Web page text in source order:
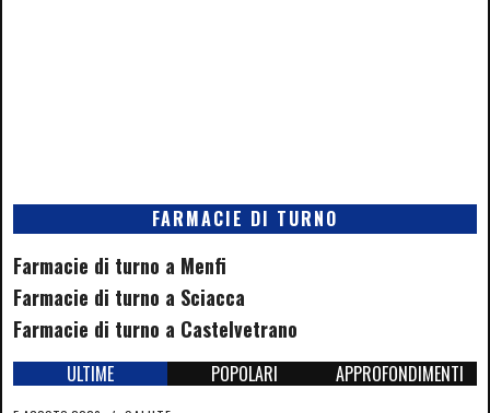
FARMACIE DI TURNO
Farmacie di turno a Menfi
Farmacie di turno a Sciacca
Farmacie di turno a Castelvetrano
ULTIME POPOLARI APPROFONDIMENTI